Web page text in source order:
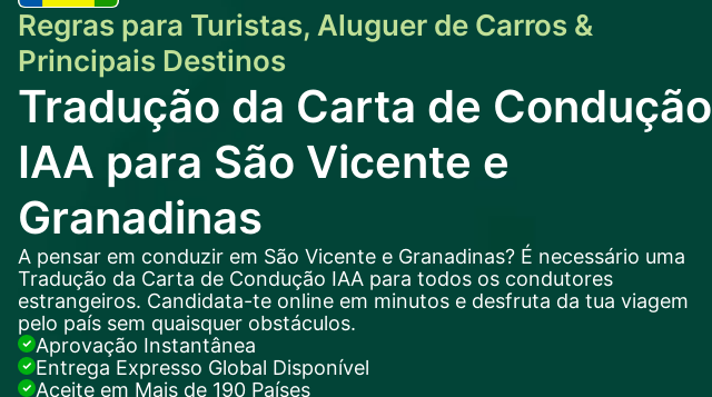
Regras para Turistas, Aluguer de Carros &
Principais Destinos
Tradução da Carta de Condução
IAA para São Vicente e
Granadinas
A pensar em conduzir em São Vicente e Granadinas? É necessário uma
Tradução da Carta de Condução IAA para todos os condutores
estrangeiros. Candidata-te online em minutos e desfruta da tua viagem
pelo país sem quaisquer obstáculos.
Aprovação Instantânea
Entrega Expresso Global Disponível
Aceite em Mais de 190 Países